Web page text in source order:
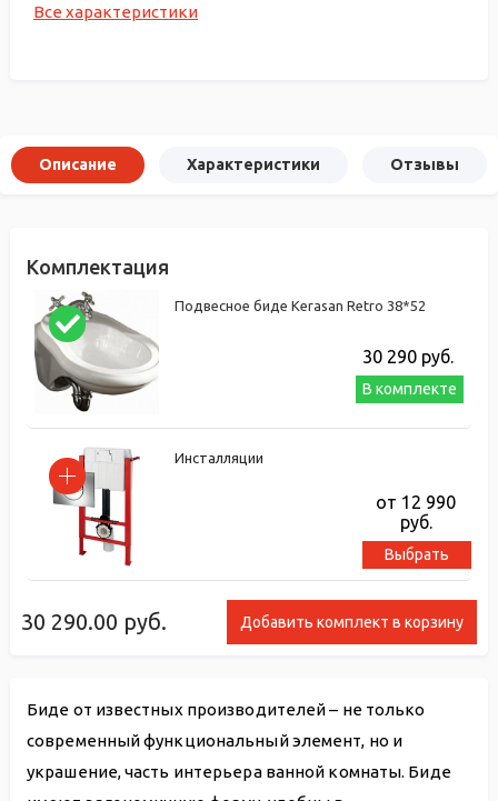
Все характеристики
Описание Характеристики Отзывы
Комплектация
30 290.00 руб. Добавить комплект в корзину
Подвесное биде Kerasan Retro 38*52
30 290 руб.
В комплекте
Инсталляции
от 12 990
руб.
Выбрать
Биде от известных производителей – не только
современный функциональный элемент, но и
украшение, часть интерьера ванной комнаты. Биде